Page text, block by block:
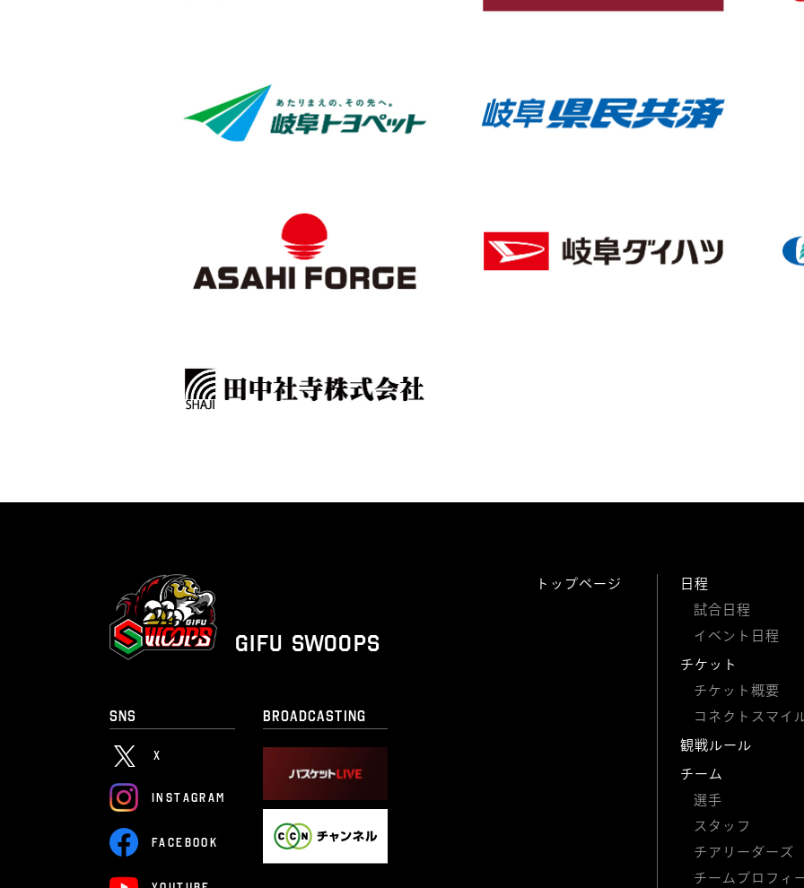
GIFU SWOOPS
SNS
X
IN ST AGR AM
FA CE BOO K
BROADCASTING
トップページ
日程
試合日程
イベント日程
チケット
チケット概要
コネクトスマイ
観戦ルール
チーム
選手
スタッフ
チアリーダーズ
チームプロフィ